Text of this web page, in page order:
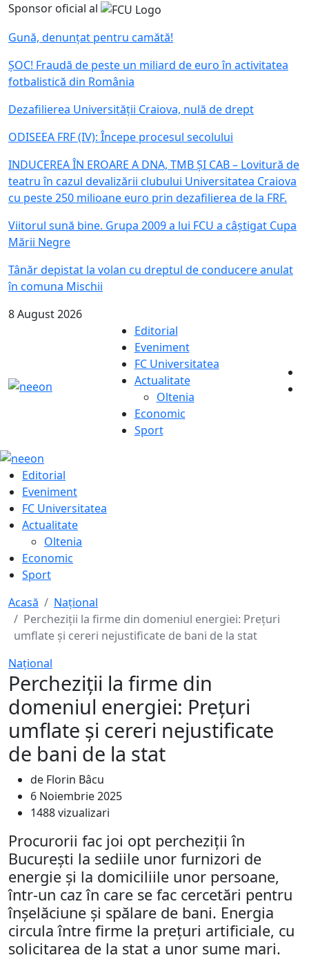
Sponsor oficial al
Gună, denunțat pentru camătă!
ȘOC! Fraudă de peste un miliard de euro în activitatea
fotbalistică din România
Dezafilierea Universității Craiova, nulă de drept
ODISEEA FRF (IV): Începe procesul secolului
INDUCEREA ÎN EROARE A DNA, TMB ȘI CAB – Lovitură de
teatru în cazul devalizării clubului Universitatea Craiova
cu peste 250 milioane euro prin dezafilierea de la FRF.
Viitorul sună bine. Grupa 2009 a lui FCU a câștigat Cupa
Mării Negre
Tânăr depistat la volan cu dreptul de conducere anulat
în comuna Mischii
8 August 2026
Editorial
Eveniment
FC Universitatea
Actualitate
Oltenia
Economic
Sport
Editorial
Eveniment
FC Universitatea
Actualitate
Oltenia
Economic
Sport
Acasă
Naţional
Percheziții la firme din domeniul energiei: Prețuri
umflate și cereri nejustificate de bani de la stat
Naţional
Percheziții la firme din
domeniul energiei: Prețuri
umflate și cereri nejustificate
de bani de la stat
de Florin Bâcu
6 Noiembrie 2025
1488 vizualizari
Procurorii fac joi opt percheziții în
București la sediile unor furnizori de
energie și la domiciliile unor persoane,
într-un caz în care se fac cercetări pentru
înșelăciune și spălare de bani. Energia
circula între firme la prețuri artificiale, cu
solicitarea de la stat a unor sume mari.